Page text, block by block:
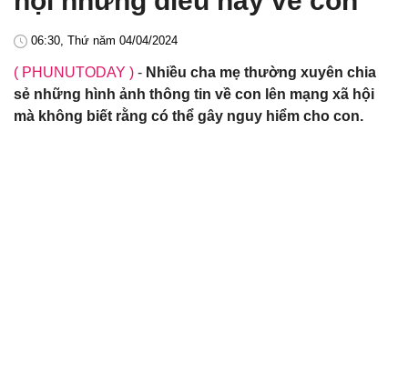
06:30, Thứ năm 04/04/2024
( PHUNUTODAY ) - Nhiều cha mẹ thường xuyên chia
sẻ những hình ảnh thông tin về con lên mạng xã hội
mà không biết rằng có thể gây nguy hiểm cho con.